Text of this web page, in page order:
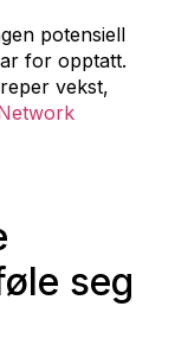
potensiell
for opptatt.
vekst,
seg